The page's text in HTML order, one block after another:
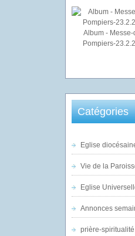
Album - Messe-
Pompiers-
Catégories
Eglise
Vie de la
Eglise
Annonces
prière-spiritualité